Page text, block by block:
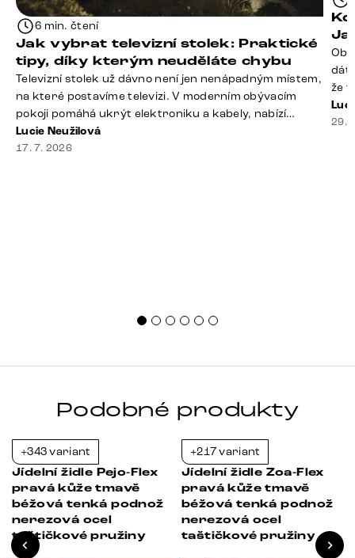
6 min. čtení
Jak vybrat televizní stolek: Praktické
tipy, díky kterým neuděláte chybu
Televizní stolek už dávno není jen nenápadným místem,
na které postavíme televizi. V moderním obývacím
pokoji pomáhá ukrýt elektroniku a kabely, nabízí
praktický úložný prostor a často se stává výraznou
součástí celého interiéru. Při jeho výběru proto
Lucie Neužilová
17. 7. 2026
že
29.
Podobné produkty
+343 variant
Jídelní židle Pejo-Flex
pravá kůže tmavě
béžová tenká podnož
nerezová ocel
taštičkové pružiny
+217 variant
Jídelní židle Zoa-Flex
pravá kůže tmavě
béžová tenká podnož
nerezová ocel
taštičkové pružiny